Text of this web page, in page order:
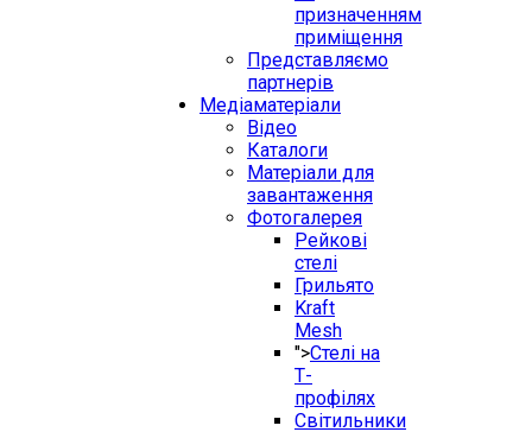
призначенням
приміщення
Представляємо
партнерів
Медіаматеріали
Відео
Каталоги
Матеріали для
завантаження
Фотогалерея
Рейкові
стелі
Грильято
Kraft
Mesh
">Стелі на
Т-
профілях
Світильники